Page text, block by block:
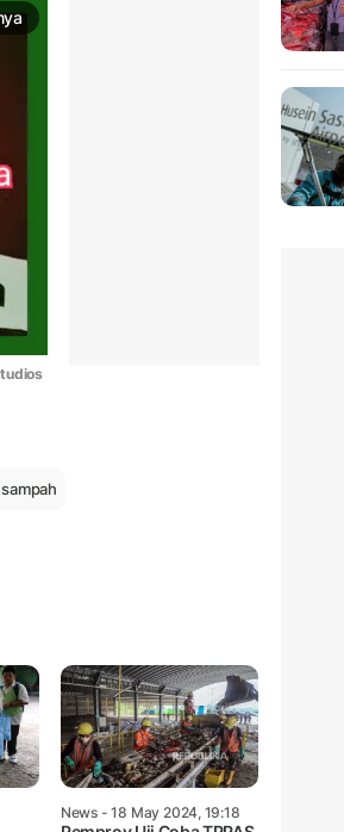
News - 18 May 2024, 19:18